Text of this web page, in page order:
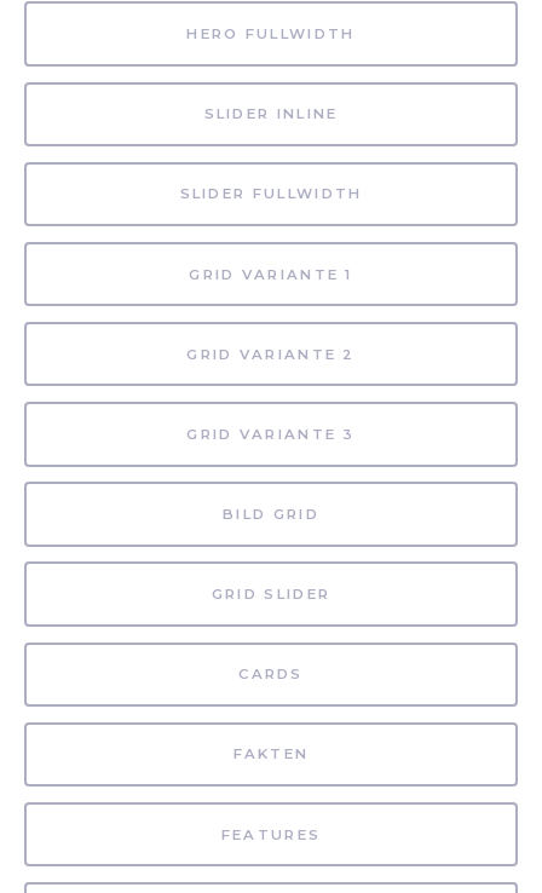
HERO FULLWIDTH
SLIDER INLINE
SLIDER FULLWIDTH
GRID VARIANTE 1
GRID VARIANTE 2
GRID VARIANTE 3
BILD GRID
GRID SLIDER
CARDS
FAKTEN
FEATURES